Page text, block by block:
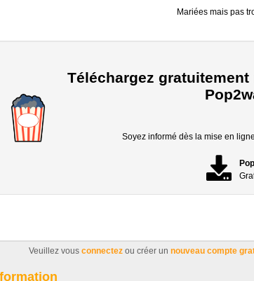
Mariées mais pas
Téléchargez
Soyez informé dès la mise en
Veuillez vous connectez ou créer un nouveau compte